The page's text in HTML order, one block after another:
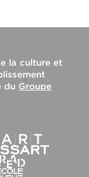
la culture et
du Groupe